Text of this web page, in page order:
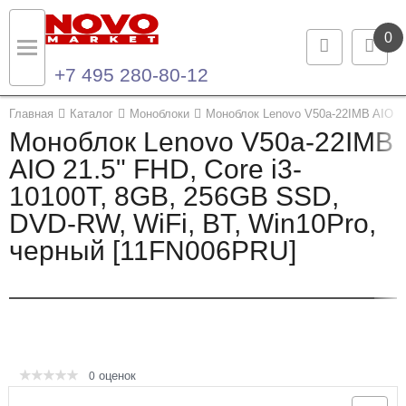
0
+7 495 280-80-12
Главная Каталог Моноблоки Моноблок Lenovo V50a-22IMB AIO
Моноблок Lenovo V50a-22IMB
AIO 21.5" FHD, Core i3-
10100T, 8GB, 256GB SSD,
DVD-RW, WiFi, BT, Win10Pro,
черный [11FN006PRU]
0 оценок
Назад
Каталог продукции
Ноутбуки и ультрабуки
Компьютеры
Назад
Контакты
Контактная информация